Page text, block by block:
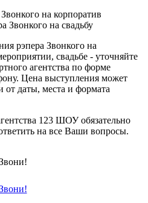
рэпера Звонкого на
свадьбе - уточняйте
агентства по форме
Цена выступления может
от даты, места и формата
123 ШОУ обязательно
на все Ваши вопросы.